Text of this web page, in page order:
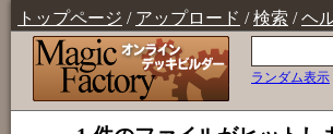
トップページ / アップロード /検索 /ヘ
ランダム表示